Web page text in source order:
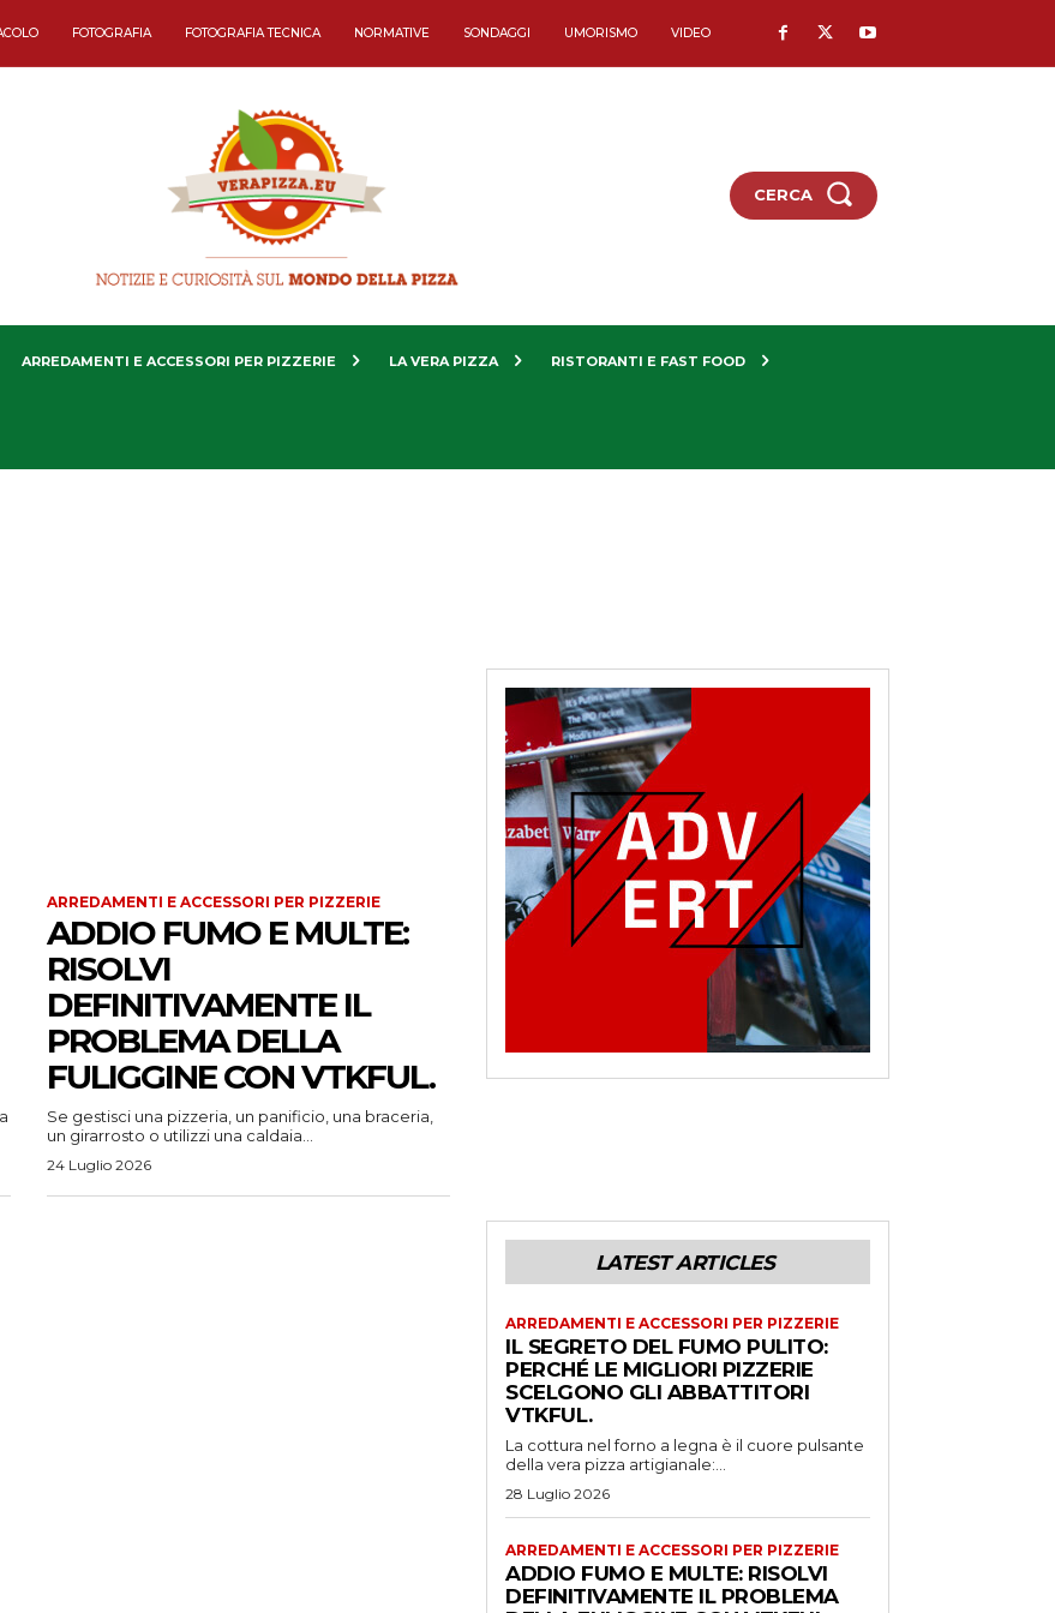
FOTOGRAFIA FOTOGRAFIA TECNICA NORMATIVE SONDAGGI UMORISMO VIDEO
CERCA
ARREDAMENTI E ACCESSORI PER PIZZERIE LA VERA PIZZA RISTORANTI E FAST FOOD
ARREDAMENTI E ACCESSORI PER PIZZERIE
ADDIO FUMO E MULTE:
RISOLVI
DEFINITIVAMENTE IL
PROBLEMA DELLA
FULIGGINE CON VTKFUL.
Se gestisci una pizzeria, un panificio, una braceria,
un girarrosto o utilizzi una caldaia...
24 Luglio 2026
LATEST ARTICLES
ARREDAMENTI E ACCESSORI PER PIZZERIE
IL SEGRETO DEL FUMO PULITO:
PERCHÉ LE MIGLIORI PIZZERIE
SCELGONO GLI ABBATTITORI
VTKFUL.
La cottura nel forno a legna è il cuore pulsante
della vera pizza artigianale:...
28 Luglio 2026
ARREDAMENTI E ACCESSORI PER PIZZERIE
ADDIO FUMO E MULTE: RISOLVI
DEFINITIVAMENTE IL PROBLEMA